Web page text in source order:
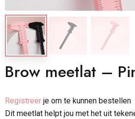
Brow meetlat –
Registreer je om te kunnen bestellen
Dit meetlat helpt jou met het uit